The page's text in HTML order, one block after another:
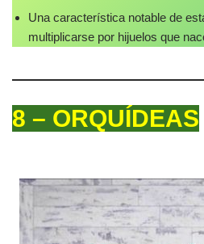
Una característica notable de
multiplicarse por hijuelos que
8 – ORQUÍDEAS